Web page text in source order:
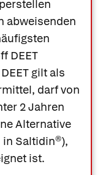
abweisenden
DEET
gilt als
darf von
2 Jahren
Alternative
in Saltidin®),
ist.